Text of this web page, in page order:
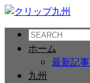
ホーム
最新記事
九州